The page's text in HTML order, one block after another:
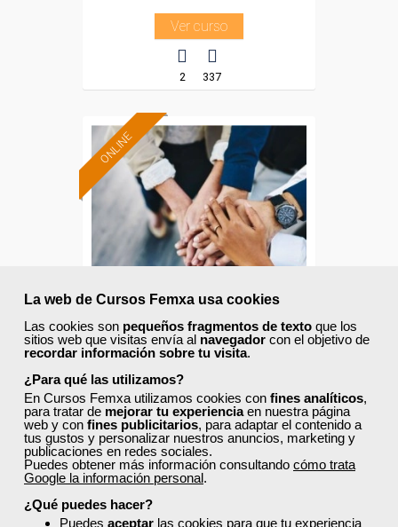
La web de Cursos Femxa usa cookies
Las cookies son pequeños fragmentos de texto que los
sitios web que visitas envía al navegador con el objetivo de
recordar información sobre tu visita.
¿Para qué las utilizamos?
En Cursos Femxa utilizamos cookies con fines analíticos,
para tratar de mejorar tu experienciaen nuestra página
web y con fines publicitarios, para adaptar el contenido a
tus gustos y personalizar nuestros anuncios, marketing y
publicaciones en redes sociales.
Puedes obtener más información consultando cómo trata
Google la información personal.
¿Qué puedes hacer?
Puedes aceptar las cookies para que tu experiencia
Ver curso
2 337
ONLINE
Formación 100%
subvencionada.
Para desempleados,
trabajadores y
autónomos de Madrid.
Para todos los sectores.
Cursos Femxa
Dirección de equipos y
coaching
Curso Gratuito
25 horas